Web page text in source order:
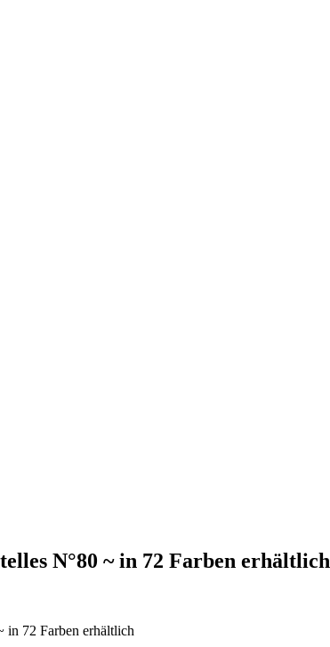
N°80 ~ in 72 Farben erhältlich
in 72 Farben erhältlich